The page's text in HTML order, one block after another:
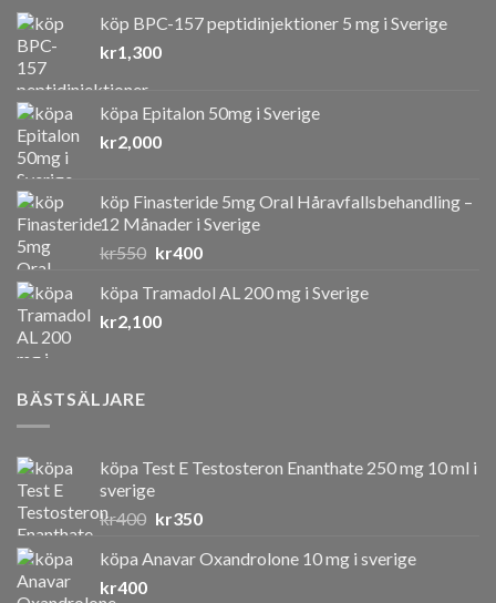
köp BPC-157 peptidinjektioner 5 mg i Sverige
kr1,300
köpa Epitalon 50mg i Sverige
kr2,000
köp Finasteride 5mg Oral Håravfallsbehandling –
12 Månader i Sverige
kr550 Det
priset
var:
kr400Det
priset
köpa Tramadol AL 200 mg i Sverige
kr2,100
BÄSTSÄLJARE
köpa Test E Testosteron Enanthate 250 mg 10 ml i
sverige
kr400 Det
priset
kr350Det
priset
köpa Anavar Oxandrolone 10 mg i sverige
kr400